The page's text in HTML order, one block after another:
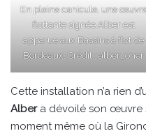
En pleine canicule, une
flottante signée Alber est
apparue aux Bassins à flot de
Bordeaux. Crédit :alber_oner
Cette installation n’a rien
Albera dévoilé son œuvre
moment même où la